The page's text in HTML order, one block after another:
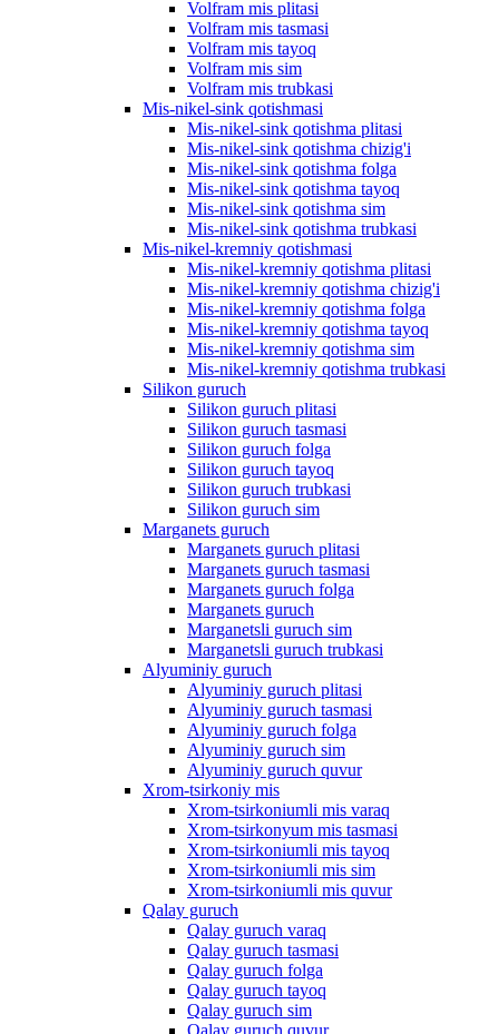
Volfram mis plitasi
Volfram mis tasmasi
Volfram mis tayoq
Volfram mis sim
Volfram mis trubkasi
Mis-nikel-sink qotishmasi
Mis-nikel-sink qotishma plitasi
Mis-nikel-sink qotishma chizig'i
Mis-nikel-sink qotishma folga
Mis-nikel-sink qotishma tayoq
Mis-nikel-sink qotishma sim
Mis-nikel-sink qotishma trubkasi
Mis-nikel-kremniy qotishmasi
Mis-nikel-kremniy qotishma plitasi
Mis-nikel-kremniy qotishma chizig'i
Mis-nikel-kremniy qotishma folga
Mis-nikel-kremniy qotishma tayoq
Mis-nikel-kremniy qotishma sim
Mis-nikel-kremniy qotishma trubkasi
Silikon guruch
Silikon guruch plitasi
Silikon guruch tasmasi
Silikon guruch folga
Silikon guruch tayoq
Silikon guruch trubkasi
Silikon guruch sim
Marganets guruch
Marganets guruch plitasi
Marganets guruch tasmasi
Marganets guruch folga
Marganets guruch
Marganetsli guruch sim
Marganetsli guruch trubkasi
Alyuminiy guruch
Alyuminiy guruch plitasi
Alyuminiy guruch tasmasi
Alyuminiy guruch folga
Alyuminiy guruch sim
Alyuminiy guruch quvur
Xrom-tsirkoniy mis
Xrom-tsirkoniumli mis varaq
Xrom-tsirkonyum mis tasmasi
Xrom-tsirkoniumli mis tayoq
Xrom-tsirkoniumli mis sim
Xrom-tsirkoniumli mis quvur
Qalay guruch
Qalay guruch varaq
Qalay guruch tasmasi
Qalay guruch folga
Qalay guruch tayoq
Qalay guruch sim
Qalay guruch quvur